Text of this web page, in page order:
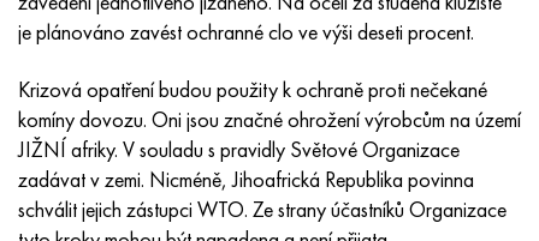
je plánováno zavést ochranné clo ve výši deseti procent.
Krizová opatření budou použity k ochraně proti nečekané
komíny dovozu. Oni jsou značné ohrožení výrobcům na území
JIŽNÍ afriky. V souladu s pravidly Světové Organizace
zadávat v zemi. Nicméně, Jihoafrická Republika povinna
schválit jejich zástupci WTO. Ze strany účastníků Organizace
René 41
Maraging 350
MP35N
Slitina 50NP
Slitina 52N
52K12F
KhN67MVTYu
KhN68VMTYUK-vd
KhN70VMTYu
SPT-2 sv
3M
TL3
Custom 455® - 1.4543 - uns s45500
1,4548 - 17-4Ph®
1,4550 - AISI 347
15x11mf
15H12H2MVFAB
15X16K5N2MVFAB
C65620, CuSi3Fe2Zn3
Cín-olověný bronz
c92200, CuSn6Zn4Pb2
20G, 20mn5
20HM, 24CrMo5, 20hm
25KhGM, 20CrMo5, 1,7264
P18, 1,3355, hs18-0-1, sw18
У10,1.1645, C105W1
11G12, 110G13L, X120Mn12